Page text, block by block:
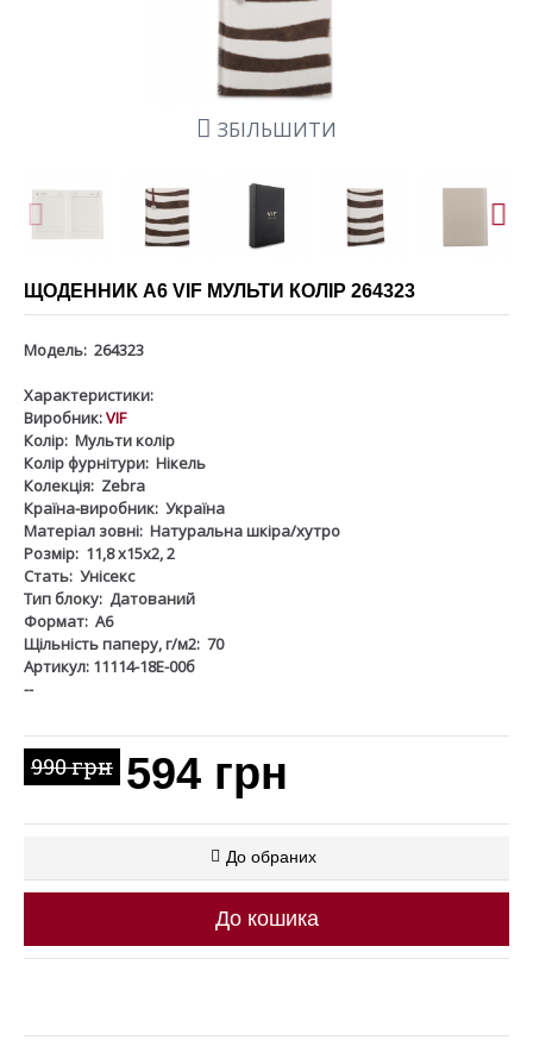
ЗБІЛЬШИТИ
ЩОДЕННИК А6 VIF МУЛЬТИ КОЛІР 264323
Модель: 264323
Характеристики:
Виробник:VIF
Колір: Мульти колір
Колір фурнітури: Нікель
Колекція: Zebra
Країна-виробник: Україна
Матеріал зовні: Натуральна шкіра/хутро
Розмір: 11,8 х15х2, 2
Стать: Унісекс
Тип блоку: Датований
Формат: А6
Щільність паперу, г/м2: 70
Артикул: 11114-18Е-00б
--
990 грн 594 грн
До обраних
До кошика